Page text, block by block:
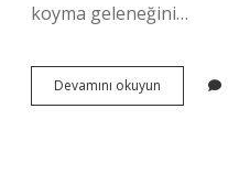
koyma geleneğini…
Devamını okuyun Cüzdana
Tuz